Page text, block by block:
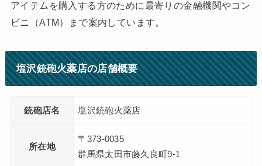
アイテムを購入する方のために最寄りの金融機関やコン
ビニ（ATM）まで案内しています。
塩沢銃砲火薬店の店舗概要
銃砲店名 塩沢銃砲火薬店
所在地
〒373-0035
群馬県太田市藤久良町9-1